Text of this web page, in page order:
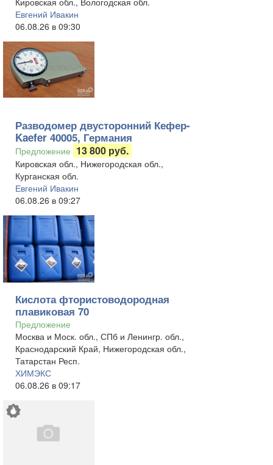
Евгений Ивакин
06.08.26 в 09:30
Разводомер двусторонний Кефер-
Kaefer 40005, Германия
Предложение 13 800 руб.
Кировская обл., Нижегородская обл.,
Курганская обл.
Евгений Ивакин
06.08.26 в 09:27
Кислота фтористоводородная
плавиковая 70
Предложение
Москва и Моск. обл., СПб и Ленингр. обл.,
Краснодарский Край, Нижегородская обл.,
Татарстан Респ.
ХИМЭКС
06.08.26 в 09:17